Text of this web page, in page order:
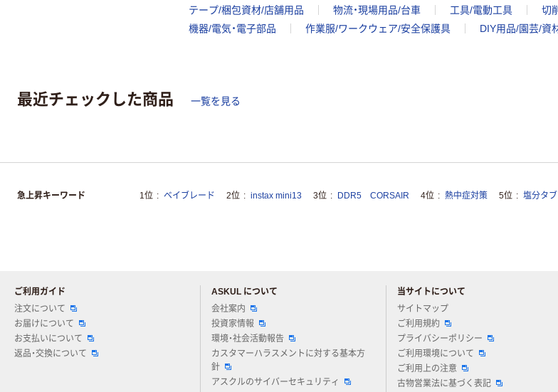
テープ/梱包資材/店舗用品 物流・現場用品/台車 工具/電動工具 切
機器/電気・電子部品
作業服/ワークウェア/安全保護具 DIY用品/園芸/資
最近チェックした商品 一覧を見る
急上昇キーワード 1位 ベイブレード 2位 instax mini13 3位 DDR5 CORSAIR 4位 熱中症対策 5位 塩分タ
ご利用ガイド
注文について
お届けについて
お支払いについて
返品・交換について
ASKUL について
会社案内
投資家情報
環境・社会活動報告
カスタマーハラスメントに対する基本方
針
アスクルのサイバーセキュリティ
当サイトについて
サイトマップ
ご利用規約
プライバシーポリシー
ご利用環境について
ご利用上の注意
古物営業法に基づく表記